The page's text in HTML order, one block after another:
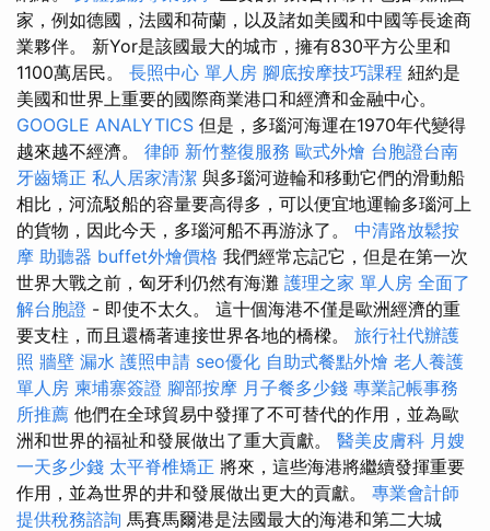
家，例如德國，法國和荷蘭，以及諸如美國和中國等長途商
業夥伴。 新Yor是該國最大的城市，擁有830平方公里和
1100萬居民。 長照中心 單人房 腳底按摩技巧課程 紐約是
美國和世界上重要的國際商業港口和經濟和金融中心。
GOOGLE ANALYTICS 但是，多瑙河海運在1970年代變得
越來越不經濟。 律師 新竹整復服務 歐式外燴 台胞證台南
牙齒矯正 私人居家清潔 與多瑙河遊輪和移動它們的滑動船
相比，河流駁船的容量要高得多，可以便宜地運輸多瑙河上
的貨物，因此今天，多瑙河船不再游泳了。 中清路放鬆按
摩 助聽器 buffet外燴價格 我們經常忘記它，但是在第一次
世界大戰之前，匈牙利仍然有海灘 護理之家 單人房 全面了
解台胞證 - 即使不太久。 這十個海港不僅是歐洲經濟的重
要支柱，而且還橋著連接世界各地的橋樑。 旅行社代辦護
照 牆壁 漏水 護照申請 seo優化 自助式餐點外燴 老人養護
單人房 柬埔寨簽證 腳部按摩 月子餐多少錢 專業記帳事務
所推薦 他們在全球貿易中發揮了不可替代的作用，並為歐
洲和世界的福祉和發展做出了重大貢獻。 醫美皮膚科 月嫂
一天多少錢 太平脊椎矯正 將來，這些海港將繼續發揮重要
作用，並為世界的井和發展做出更大的貢獻。 專業會計師
提供稅務諮詢 馬賽馬爾港是法國最大的海港和第二大城